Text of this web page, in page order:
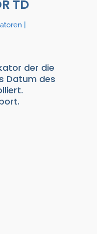
TD
der die
Datum des